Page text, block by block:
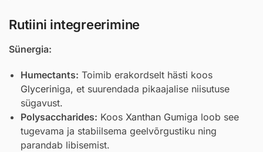
Rutiini integreerimine
Sünergia:
Humectants: Toimib erakordselt hästi koos
Glyceriniga, et suurendada pikaajalise niisutuse
sügavust.
Polysaccharides: Koos Xanthan Gumiga loob see
tugevama ja stabiilsema geelvõrgustiku ning
parandab libisemist.